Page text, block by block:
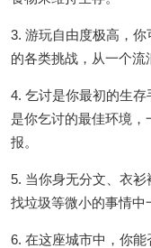
3. 游玩自由度极高，
的各类挑战，从一个流
4. 乞讨是你最初的生存
是你乞讨的最佳环境
报。
5. 当你身无分文、衣
找垃圾等微小的事情中
6. 在这座城市中，你